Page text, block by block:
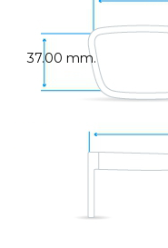
37.00 mm.